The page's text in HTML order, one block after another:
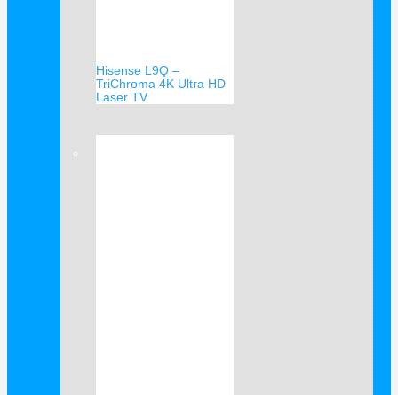
Hisense L9Q –
TriChroma 4K Ultra HD
Laser TV